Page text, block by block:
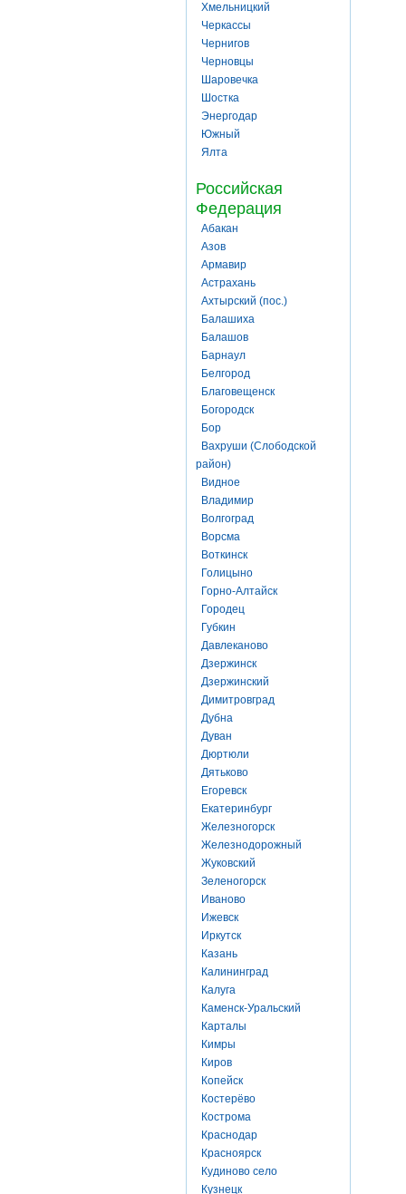
Хмельницкий
Черкассы
Чернигов
Черновцы
Шаровечка
Шостка
Энергодар
Южный
Ялта
Российская
Федерация
Абакан
Азов
Армавир
Астрахань
Ахтырский (пос.)
Балашиха
Балашов
Барнаул
Белгород
Благовещенск
Богородск
Бор
Вахруши (Слободской
район)
Видное
Владимир
Волгоград
Ворсма
Воткинск
Голицыно
Горно-Алтайск
Городец
Губкин
Давлеканово
Дзержинск
Дзержинский
Димитровград
Дубна
Дуван
Дюртюли
Дятьково
Егоревск
Екатеринбург
Железногорск
Железнодорожный
Жуковский
Зеленогорск
Иваново
Ижевск
Иркутск
Казань
Калининград
Калуга
Каменск-Уральский
Карталы
Кимры
Киров
Копейск
Костерёво
Кострома
Краснодар
Красноярск
Кудиново село
Кузнецк